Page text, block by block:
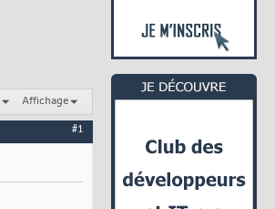
Affichage
#1